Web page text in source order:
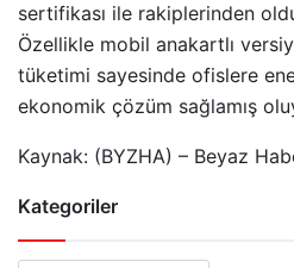
sertifikası ile rakiplerinden
Özellikle mobil anakartlı
tüketimi sayesinde ofislere
ekonomik çözüm sağlamış
Kaynak: (BYZHA) – Beyaz
Kategoriler